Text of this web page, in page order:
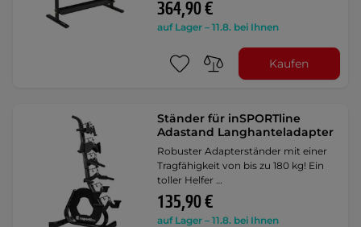
364,90 €
auf Lager – 11.8. bei Ihnen
Kaufen
Ständer für inSPORTline
Adastand Langhanteladapter
Robuster Adapterständer mit einer
Tragfähigkeit von bis zu 180 kg! Ein
toller Helfer …
135,90 €
auf Lager – 11.8. bei Ihnen